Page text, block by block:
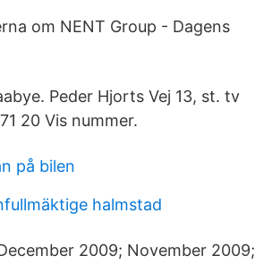
om NENT Group - Dagens
Peder Hjorts Vej 13, st. tv
20 Vis nummer.
på bilen
halmstad
2009; November 2009;